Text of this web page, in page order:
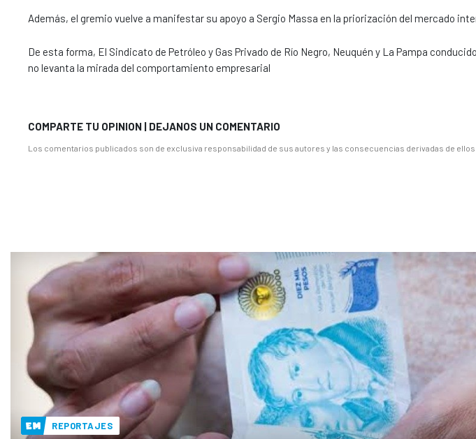
Además, el gremio vuelve a manifestar su apoyo a Sergio Massa en la priorización del mercado
De esta forma, El Sindicato de Petróleo y Gas Privado de Río Negro, Neuquén y La Pampa
no levanta la mirada del comportamiento empresarial
COMPARTE TU OPINION | DEJANOS UN COMENTARIO
Los comentarios publicados son de exclusiva responsabilidad de sus autores y las consecuencias derivadas de
REPORTAJES